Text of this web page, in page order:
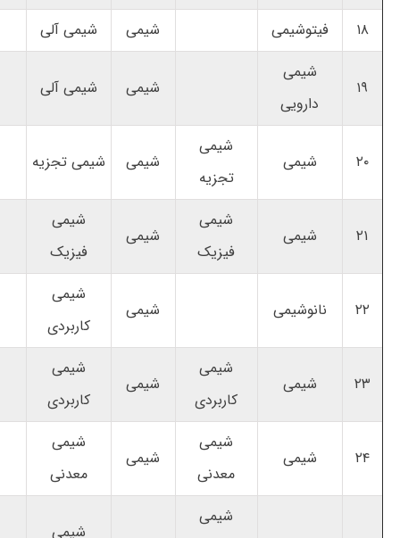
۱۸
فیتوشیمی شیمی شیمی آلی
۱۹
شیمی
دارویی
شیمی شیمی آلی
۲۰ شیمی
شیمی
تجزیه
شیمی شیمی تجزیه
۲۱ شیمی
شیمی
فیزیک
شیمی
شیمی
فیزیک
۲۲ نانوشیمی شیمی
شیمی
کاربردی
۲۳ شیمی
شیمی
کاربردی
شیمی
شیمی
کاربردی
۲۴ شیمی
شیمی
معدنی
شیمی
شیمی
معدنی
شیمی
شیمی